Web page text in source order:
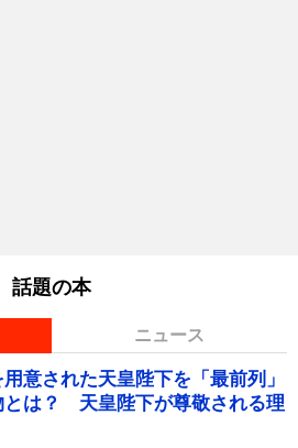
話題の本
ニュース
意された天皇陛下を「最前列」
とは？ 天皇陛下が尊敬される理